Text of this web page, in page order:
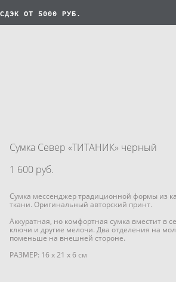
ОТ 5000 РУБ.
Сумка Север «ТИТАНИК» черный
1 600 pуб.
Сумка мессенджер традиционной формы из
ткани. Оригинальный авторский принт.
Аккуратная, но комфортная сумка вместит в
ключи и другие мелочи. Два отделения на
поменьше на внешней стороне.
РАЗМЕР: 16 х 21 х 6 см